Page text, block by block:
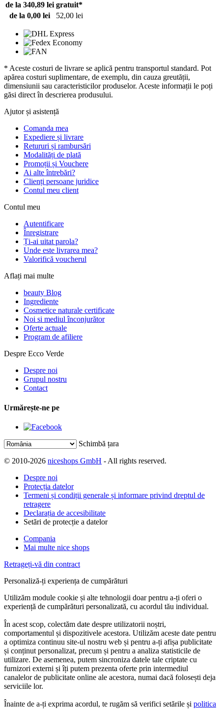
de la 340,89 lei gratuit*
de la 0,00 lei
52,00 lei
* Aceste costuri de livrare se aplică pentru transportul standard. Pot
apărea costuri suplimentare, de exemplu, din cauza greutății,
dimensiunii sau caracteristicilor produselor. Aceste informații le poți
găsi direct în descrierea produsului.
Ajutor și asistență
Comanda mea
Expediere și livrare
Retururi și rambursări
Modalități de plată
Promoții și Vouchere
Ai alte întrebări?
Clienți persoane juridice
Contul meu client
Contul meu
Autentificare
Înregistrare
Ți-ai uitat parola?
Unde este livrarea mea?
Valorifică voucherul
Aflați mai multe
beauty Blog
Ingrediente
Cosmetice naturale certificate
Noi si mediul înconjurător
Oferte actuale
Program de afiliere
Despre Ecco Verde
Despre noi
Grupul nostru
Contact
Urmărește-ne pe
Schimbă țara
© 2010-2026 niceshops GmbH - All rights reserved.
Despre noi
Protecția datelor
Termeni și condiții generale și informare privind dreptul de
retragere
Declarația de accesibilitate
Setări de protecție a datelor
Compania
Mai multe nice shops
Retrageți-vă din contract
Personaliză-ți experiența de cumpărături
Utilizăm module cookie și alte tehnologii doar pentru a-ți oferi o
experiență de cumpărături personalizată, cu acordul tău individual.
În acest scop, colectăm date despre utilizatorii noștri,
comportamentul și dispozitivele acestora. Utilizăm aceste date pentru
a optimiza continuu site-ul nostru web și pentru a-ți afișa publicitate
și conținut personalizat, precum și pentru a analiza statisticile de
utilizare. De asemenea, putem sincroniza datele tale criptate cu
furnizori externi și îți putem prezenta oferte prin intermediul
canalelor de publicitate online ale acestora, numai dacă folosești deja
serviciile lor.
Înainte de a-ți exprima acordul, te rugăm să verifici setările și politica